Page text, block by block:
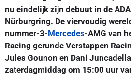
nu eindelijk zijn debuut in de
Nürburgring. De viervoudig
nummer-3-Mercedes-AMG van
Racing gerunde Verstappen
Jules Gounon en Dani
zaterdagmiddag om 15:00 uur